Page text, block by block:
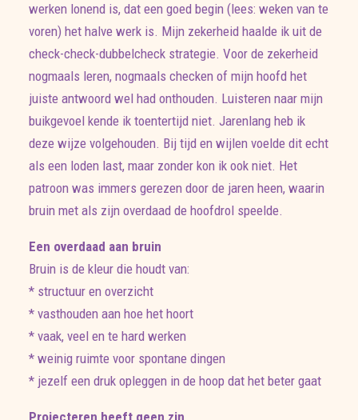
werken lonend is, dat een goed begin (lees: weken van te
voren) het halve werk is. Mijn zekerheid haalde ik uit de
check-check-dubbelcheck strategie. Voor de zekerheid
nogmaals leren, nogmaals checken of mijn hoofd het
juiste antwoord wel had onthouden. Luisteren naar mijn
buikgevoel kende ik toentertijd niet. Jarenlang heb ik
deze wijze volgehouden. Bij tijd en wijlen voelde dit echt
als een loden last, maar zonder kon ik ook niet. Het
patroon was immers gerezen door de jaren heen, waarin
bruin met als zijn overdaad de hoofdrol speelde.
Een overdaad aan bruin
Bruin is de kleur die houdt van:
* structuur en overzicht
* vasthouden aan hoe het hoort
* vaak, veel en te hard werken
* weinig ruimte voor spontane dingen
* jezelf een druk opleggen in de hoop dat het beter gaat
Projecteren heeft geen zin